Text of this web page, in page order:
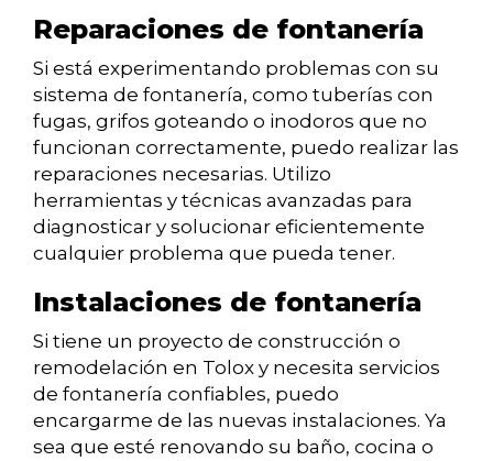
Reparaciones de fontanería
Si está experimentando problemas con su
sistema de fontanería, como tuberías con
fugas, grifos goteando o inodoros que no
funcionan correctamente, puedo realizar las
reparaciones necesarias. Utilizo
herramientas y técnicas avanzadas para
diagnosticar y solucionar eficientemente
cualquier problema que pueda tener.
Instalaciones de fontanería
Si tiene un proyecto de construcción o
remodelación en Tolox y necesita servicios
de fontanería confiables, puedo
encargarme de las nuevas instalaciones. Ya
sea que esté renovando su baño, cocina o